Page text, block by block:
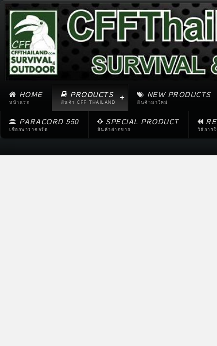
HOME
หน้าแรก
PRODUCTS
สินค้า CFF THAILAND
NEW PRODUCTS
สินค้ามาใหม่
PARACORD 550
เชือกพาราคอร์ด
SPECIAL PRODUCT
สินค้าฝากขาย วิธีการ